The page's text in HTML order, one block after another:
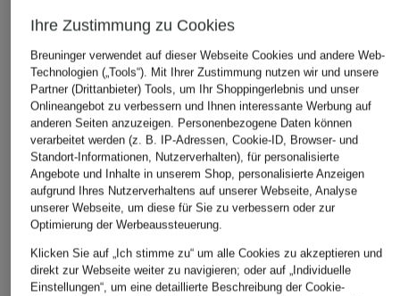
Strickshirt mit 3/4-Arm
CHF 95
Ursprünglich:CHF 139
Miss Lagotte
Plisseerock
CHF 129
Ursprünglich:CHF 159
GIANNI
Shopper
Pouch
CHF 289
Ursprünglich:
ÄHNLICHE ARTIKEL ENTDECKEN
Ihre Zustimmung zu Cookies
Breuninger verwendet auf dieser Webseite Cookies und andere Web-
Technologien („Tools“). Mit Ihrer Zustimmung nutzen wir und unsere
Partner (Drittanbieter) Tools, um Ihr Shoppingerlebnis und unser
Onlineangebot zu verbessern und Ihnen interessante Werbung auf
anderen Seiten anzuzeigen. Personenbezogene Daten können
verarbeitet werden (z. B. IP-Adressen, Cookie-ID, Browser- und
Standort-Informationen, Nutzerverhalten), für personalisierte
Angebote und Inhalte in unserem Shop, personalisierte Anzeigen
aufgrund Ihres Nutzerverhaltens auf unserer Webseite, Analyse
unserer Webseite, um diese für Sie zu verbessern oder zur
Optimierung der Werbeaussteuerung.
Klicken Sie auf „Ich stimme zu“ um alle Cookies zu akzeptieren und
direkt zur Webseite weiter zu navigieren; oder auf „Individuelle
Einstellungen“, um eine detaillierte Beschreibung der Cookie-